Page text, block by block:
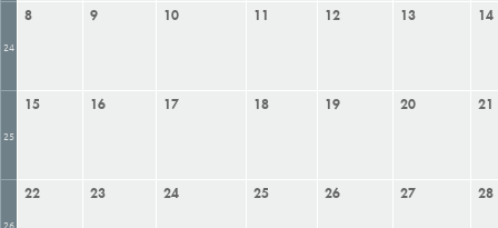
24
8 9 10 11 12 13 14
25
15 16 17 18 19 20 21
26
22 23 24 25 26 27 28